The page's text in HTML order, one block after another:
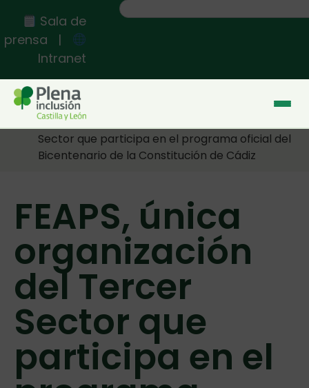
Sala de
prensa |
Intranet
Inicio >> FEAPS, única organización del Tercer
Sector que participa en el programa oficial del
Bicentenario de la Constitución de Cádiz
FEAPS, única
organización
del Tercer
Sector que
participa en el